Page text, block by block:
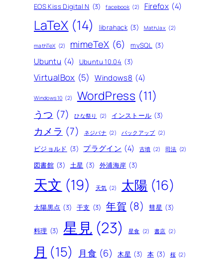
EOS Kiss Digital N (3) facebook (2) Firefox (4)
LaTeX (14) librahack (3) MathJax (2)
mathTeX (2) mimeTeX (6) mySQL (3)
Ubuntu (4) Ubuntu 10.04 (3)
VirtualBox (5) Windows8 (4)
Windows10 (2) WordPress (11)
うつ (7) ひな祭り (2) インストール (3)
カメラ (7) ネジバナ (2) バックアップ (2)
ビジョルド (3) プラグイン (4) 古墳 (2) 司法 (2)
図書館 (3) 土星 (3) 外浦海岸 (3)
天文 (19) 天気 (2) 太陽 (16)
太陽黒点 (3) 干支 (3) 年賀 (8) 彗星 (3)
料理 (3) 星見 (23) 星食 (2) 書店 (2)
月 (15) 月食 (6) 木星 (3) 本 (3) 桜 (2)